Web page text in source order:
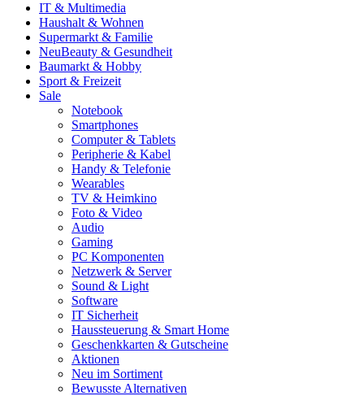
IT & Multimedia
Haushalt & Wohnen
Supermarkt & Familie
NeuBeauty & Gesundheit
Baumarkt & Hobby
Sport & Freizeit
Sale
Notebook
Smartphones
Computer & Tablets
Peripherie & Kabel
Handy & Telefonie
Wearables
TV & Heimkino
Foto & Video
Audio
Gaming
PC Komponenten
Netzwerk & Server
Sound & Light
Software
IT Sicherheit
Haussteuerung & Smart Home
Geschenkkarten & Gutscheine
Aktionen
Neu im Sortiment
Bewusste Alternativen